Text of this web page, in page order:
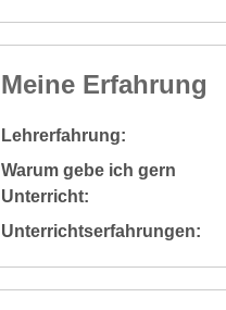
Meine Erfahrung
Lehrerfahrung:
Warum gebe ich gern
Unterricht:
Unterrichtserfahrungen: